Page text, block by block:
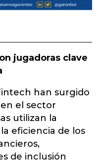
jugadoras clave
han surgido
el sector
utilizan la
eficiencia de los
de inclusión